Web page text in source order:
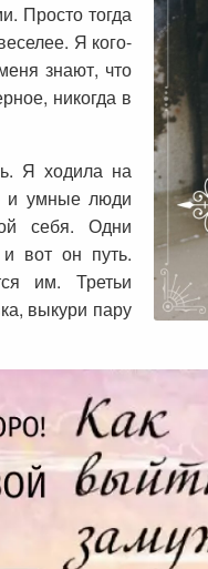
Просто тогда
Я кого-
знают, что
никогда в
Я ходила на
и умные люди
себя. Одни
вот он путь.
им. Третьи
выкури пару